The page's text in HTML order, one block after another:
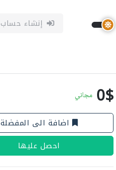
إنشاء حساب
0$ مجاني
اضافة الى المفضلة
احصل عليها